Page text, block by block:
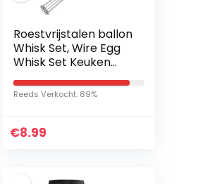
Roestvrijstalen ballon
Whisk Set, Wire Egg
Whisk Set Keuken
Whisks voor het
koken, mengen,
Reeds Verkocht: 89%
€8.99